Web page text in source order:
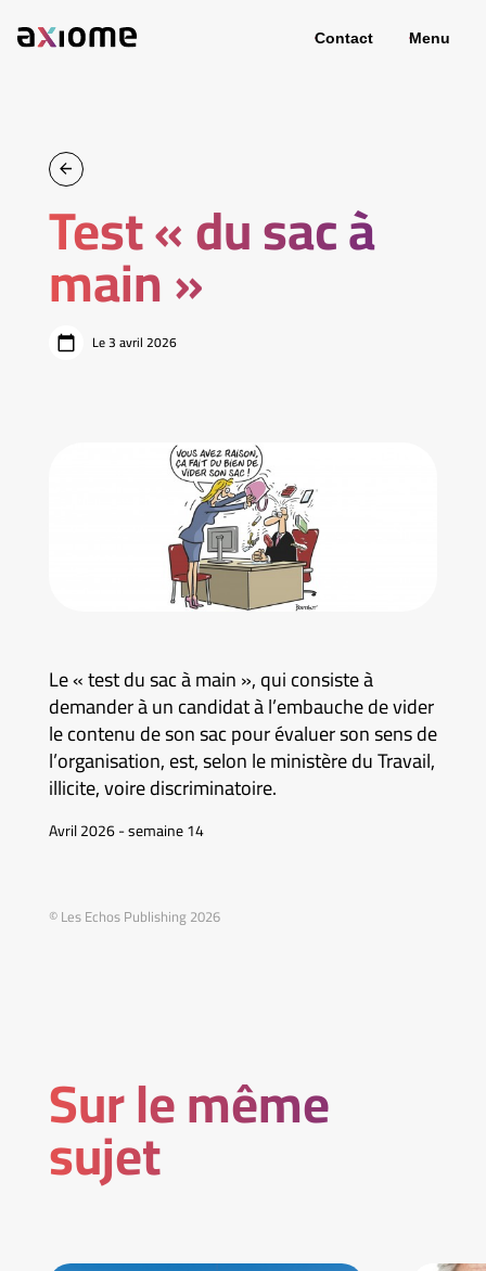
Contact Menu
Test « du sac à
main »
Le 3 avril 2026
Le « test du sac à main », qui consiste à
demander à un candidat à l’embauche de vider
le contenu de son sac pour évaluer son sens de
l’organisation, est, selon le ministère du Travail,
illicite, voire discriminatoire.
Avril 2026 - semaine 14
© Les Echos Publishing 2026
Sur le même
sujet